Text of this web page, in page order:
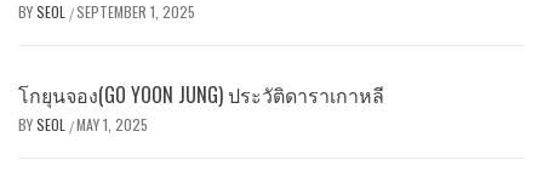
BYSEOL /SEPTEMBER 1, 2025
โกยุนจอง(GO YOON JUNG) ประวัติดาราเกาหลี
BYSEOL /MAY 1, 2025